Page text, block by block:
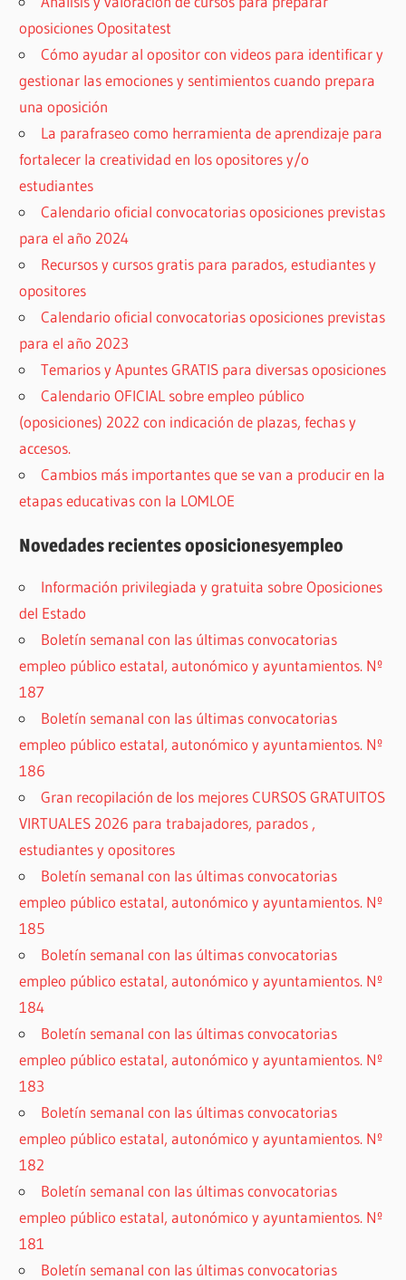
oposiciones Opositatest
Cómo ayudar al opositor con videos para identificar y
gestionar las emociones y sentimientos cuando prepara
una oposición
La parafraseo como herramienta de aprendizaje para
fortalecer la creatividad en los opositores y/o
estudiantes
Calendario oficial convocatorias oposiciones previstas
para el año 2024
Recursos y cursos gratis para parados, estudiantes y
opositores
Calendario oficial convocatorias oposiciones previstas
para el año 2023
Temarios y Apuntes GRATIS para diversas oposiciones
Calendario OFICIAL sobre empleo público
(oposiciones) 2022 con indicación de plazas, fechas y
accesos.
Cambios más importantes que se van a producir en la
etapas educativas con la LOMLOE
Novedades recientes oposicionesyempleo
Información privilegiada y gratuita sobre Oposiciones
del Estado
Boletín semanal con las últimas convocatorias
empleo público estatal, autonómico y ayuntamientos. Nº
187
Boletín semanal con las últimas convocatorias
empleo público estatal, autonómico y ayuntamientos. Nº
186
Gran recopilación de los mejores CURSOS GRATUITOS
VIRTUALES 2026 para trabajadores, parados ,
estudiantes y opositores
Boletín semanal con las últimas convocatorias
empleo público estatal, autonómico y ayuntamientos. Nº
185
Boletín semanal con las últimas convocatorias
empleo público estatal, autonómico y ayuntamientos. Nº
184
Boletín semanal con las últimas convocatorias
empleo público estatal, autonómico y ayuntamientos. Nº
183
Boletín semanal con las últimas convocatorias
empleo público estatal, autonómico y ayuntamientos. Nº
182
Boletín semanal con las últimas convocatorias
empleo público estatal, autonómico y ayuntamientos. Nº
181
Boletín semanal con las últimas convocatorias